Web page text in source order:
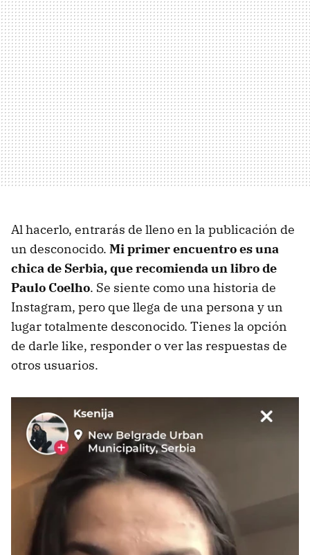
Al hacerlo, entrarás de lleno en la publicación de
un desconocido. Mi primer encuentro es una
chica de Serbia, que recomienda un libro de
Paulo Coelho. Se siente como una historia de
Instagram, pero que llega de una persona y un
lugar totalmente desconocido. Tienes la opción
de darle like, responder o ver las respuestas de
otros usuarios.